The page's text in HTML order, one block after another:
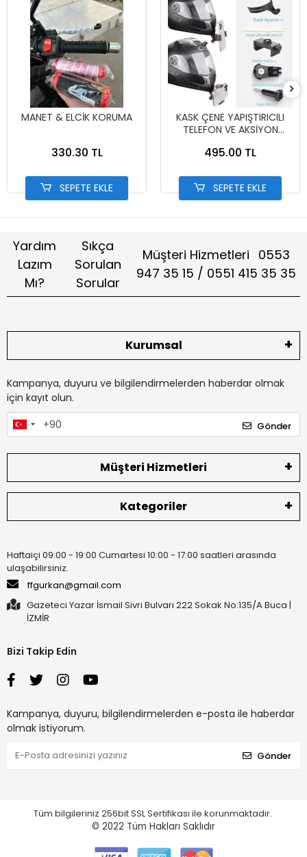
MANET & ELCİK KORUMA
330.30 TL
SEPETE EKLE
KASK ÇENE YAPIŞTIRICILI
TELEFON VE AKSİYON
495.00 TL
SEPETE EKLE
Yardım
Lazım
Mı?
Sıkça
Sorulan
Sorular
Müşteri Hizmetleri 0553
947 35 15 / 0551 415 35 35
Kurumsal
Kampanya, duyuru ve bilgilendirmelerden haberdar olmak
için kayıt olun.
Gönder
Müşteri Hizmetleri
Kategoriler
Haftaiçi 09:00 - 19:00 Cumartesi 10:00 - 17:00 saatleri arasında
ulaşabilirsiniz.
ffgurkan@gmail.com
Gazeteci Yazar İsmail Sivri Bulvarı 222 Sokak No:135/A Buca |
İZMİR
Bizi Takip Edin
Kampanya, duyuru, bilgilendirmelerden e-posta ile haberdar
olmak istiyorum.
Gönder
Tüm bilgileriniz 256bit SSL Sertifikası ile korunmaktadır.
© 2022 Tüm Hakları Saklıdır